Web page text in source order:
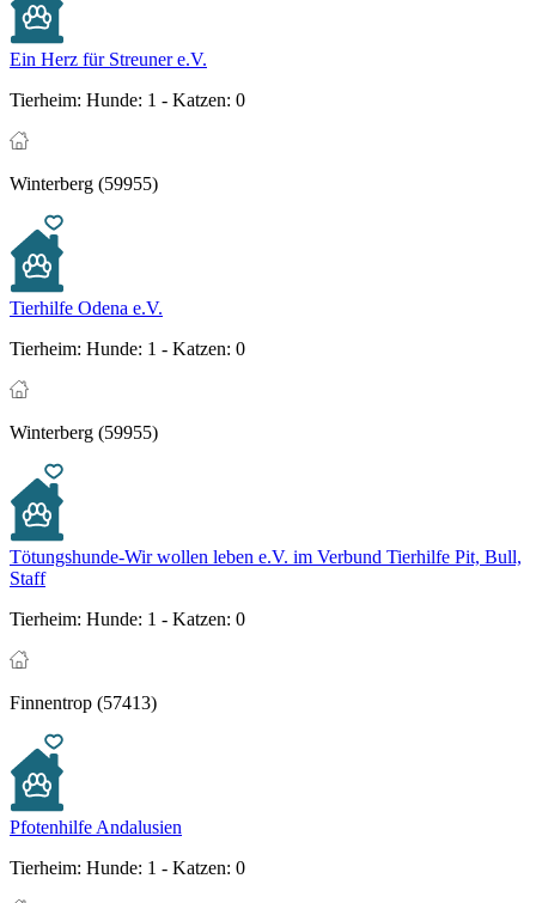
Ein Herz für Streuner e.V.
Tierheim: Hunde: 1 - Katzen: 0
Winterberg (59955)
Tierhilfe Odena e.V.
Tierheim: Hunde: 1 - Katzen: 0
Winterberg (59955)
Tötungshunde-Wir wollen leben e.V. im Verbund Tierhilfe Pit, Bull,
Staff
Tierheim: Hunde: 1 - Katzen: 0
Finnentrop (57413)
Pfotenhilfe Andalusien
Tierheim: Hunde: 1 - Katzen: 0